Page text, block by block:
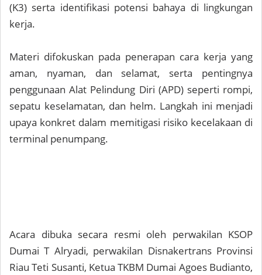
(K3) serta identifikasi potensi bahaya di lingkungan
kerja.
Materi difokuskan pada penerapan cara kerja yang
aman, nyaman, dan selamat, serta pentingnya
penggunaan Alat Pelindung Diri (APD) seperti rompi,
sepatu keselamatan, dan helm. Langkah ini menjadi
upaya konkret dalam memitigasi risiko kecelakaan di
terminal penumpang.
Acara dibuka secara resmi oleh perwakilan KSOP
Dumai T Alryadi, perwakilan Disnakertrans Provinsi
Riau Teti Susanti, Ketua TKBM Dumai Agoes Budianto,